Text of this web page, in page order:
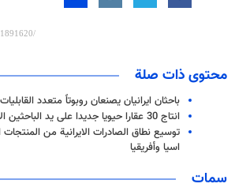
محتوى ذات صلة
باحثان ايرانيان يصنعان روبوتاً متعدد
انتاج 30 عقارا حيويا جديدا على يد الباحثين الايرانيين داخل البلاد
توسيع نطاق الصادرات الايرانية من
اسيا وأفريقيا
سمات